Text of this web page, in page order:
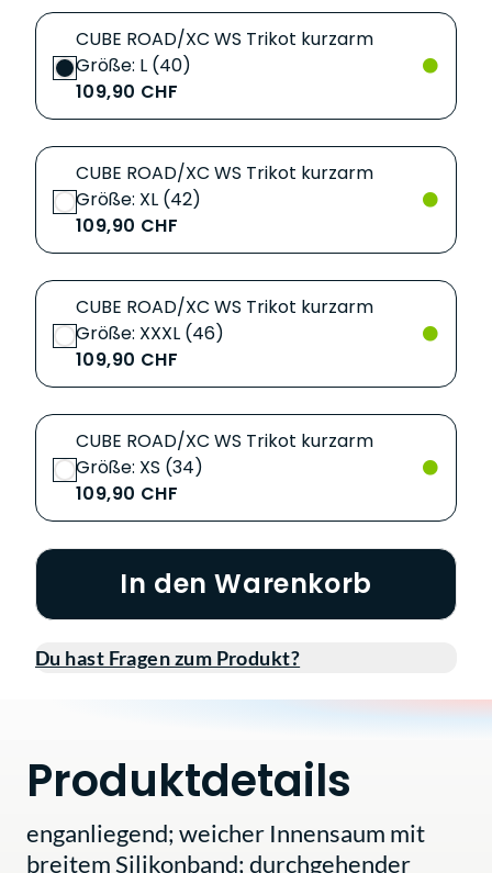
CUBE ROAD/XC WS Trikot kurzarm
Größe: L (40)
109,90 CHF
CUBE ROAD/XC WS Trikot kurzarm
Größe: XL (42)
109,90 CHF
CUBE ROAD/XC WS Trikot kurzarm
Größe: XXXL (46)
109,90 CHF
CUBE ROAD/XC WS Trikot kurzarm
Größe: XS (34)
109,90 CHF
In den Warenkorb
Du hast Fragen zum Produkt?
Produktdetails
enganliegend; weicher Innensaum mit
breitem Silikonband; durchgehender